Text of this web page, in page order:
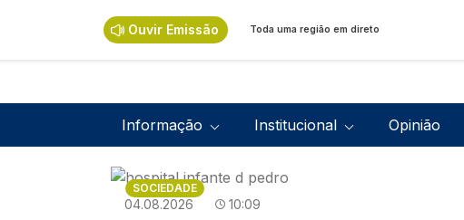
Ouvir Emissão Toda uma região em direto
Navegação principal
Informação Institucional Opinião
Imagem
SOCIEDADE
04.08.2026 10:09